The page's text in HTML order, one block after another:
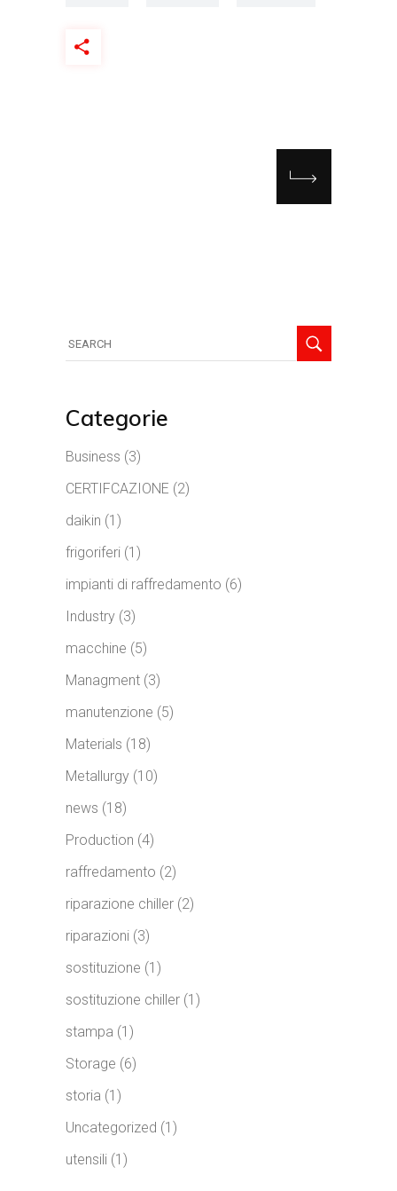
Categorie
Business (3)
CERTIFCAZIONE (2)
daikin (1)
frigoriferi (1)
impianti di raffredamento (6)
Industry (3)
macchine (5)
Managment (3)
manutenzione (5)
Materials (18)
Metallurgy (10)
news (18)
Production (4)
raffredamento (2)
riparazione chiller (2)
riparazioni (3)
sostituzione (1)
sostituzione chiller (1)
stampa (1)
Storage (6)
storia (1)
Uncategorized (1)
utensili (1)